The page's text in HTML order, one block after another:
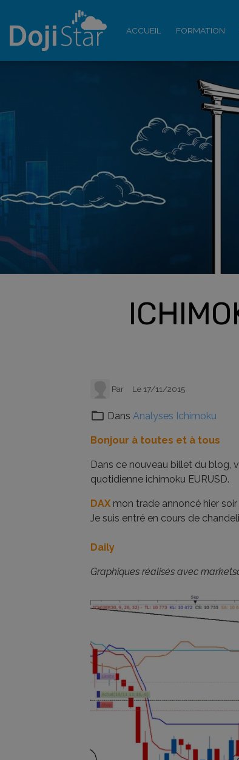
ACCUEIL FORMATION
Par Le 17/11/2015
DansAnalyses Ichimoku
Bonjour à toutes et à tous
Dans ce nouveau billet du blog,
quotidienne ichimoku EURUSD.
DAX mon trade annoncé hier
Je suis entré en cours de
Daily
Graphiques réalisés avec